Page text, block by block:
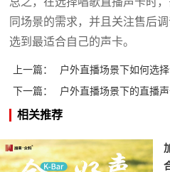
同场景的需求，并且 关注售后
选到最适合自己的声卡。
上一篇：
户外直播场景下如何选择
下一篇：
户外直播场景下的直播
相关推荐